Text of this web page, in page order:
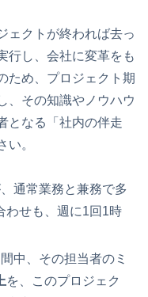
ェクトが終われば去っ
行し、会社に変革をも
ため、プロジェクト期
、その知識やノウハウ
となる「社内の伴走
い。
通常業務と兼務で多
わせも、週に1回1時
中、その担当者のミ
を、このプロジェク